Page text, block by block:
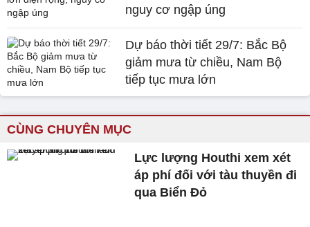
nguy cơ ngập úng
Dự báo thời tiết 29/7: Bắc Bộ
giảm mưa từ chiều, Nam Bộ
tiếp tục mưa lớn
CÙNG CHUYÊN MỤC
Lực lượng Houthi xem xét
áp phí đối với tàu thuyền đi
qua Biển Đỏ